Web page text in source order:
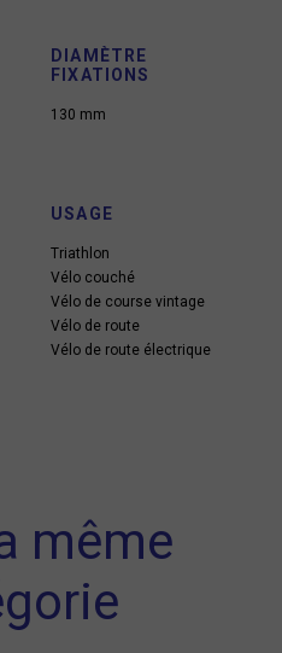
DIAMÈTRE
FIXATIONS
130 mm
USAGE
Triathlon
Vélo couché
Vélo de course vintage
Vélo de route
Vélo de route électrique
même